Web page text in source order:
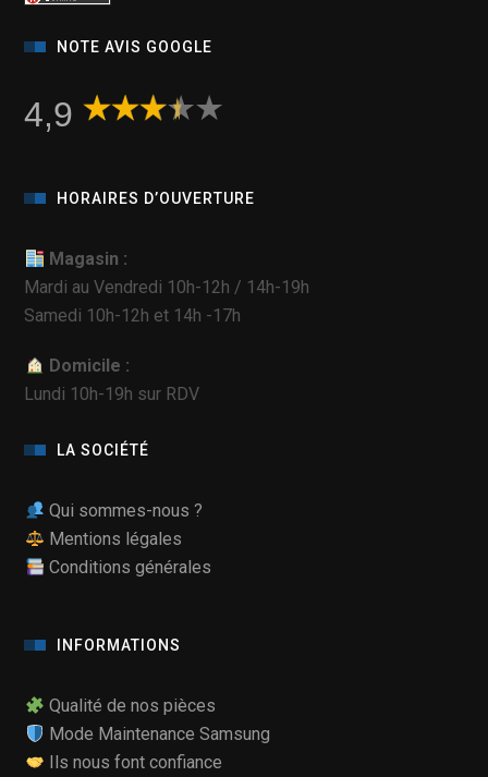
NOTE AVIS GOOGLE
4,9
HORAIRES D’OUVERTURE
Magasin :
Mardi au Vendredi 10h-12h / 14h-19h
Samedi 10h-12h et 14h -17h
Domicile :
Lundi 10h-19h sur RDV
LA SOCIÉTÉ
Qui sommes-nous ?
Mentions légales
Conditions générales
INFORMATIONS
Qualité de nos pièces
Mode Maintenance Samsung
Ils nous font confiance